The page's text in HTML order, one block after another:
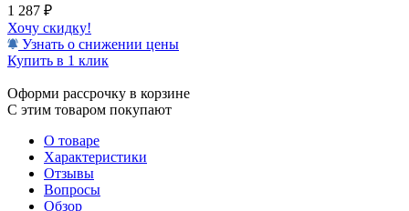
1 287 ₽
Хочу скидку!
Узнать о снижении цены
Купить в 1 клик
Оформи рассрочку в корзине
С этим товаром покупают
О товаре
Характеристики
Отзывы
Вопросы
Обзор